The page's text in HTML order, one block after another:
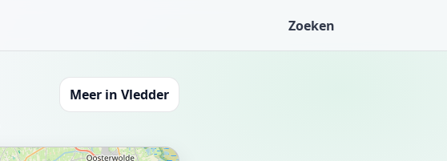
Zoeken
Meer in Vledder